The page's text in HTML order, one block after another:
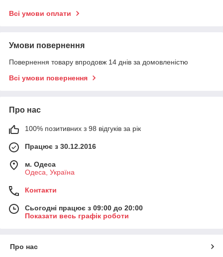
Всі умови оплати
Умови повернення
Повернення товару впродовж 14 днів за домовленістю
Всі умови повернення
Про нас
100% позитивних з 98 відгуків за рік
Працює з 30.12.2016
м. Одеса
Одеса, Україна
Контакти
Сьогодні працює з 09:00 до 20:00
Показати весь графік роботи
Про нас